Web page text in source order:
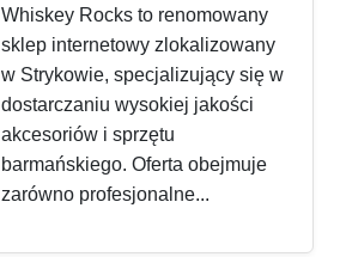
Whiskey Rocks to renomowany
sklep internetowy zlokalizowany
w Strykowie, specjalizujący się w
dostarczaniu wysokiej jakości
akcesoriów i sprzętu
barmańskiego. Oferta obejmuje
zarówno profesjonalne...